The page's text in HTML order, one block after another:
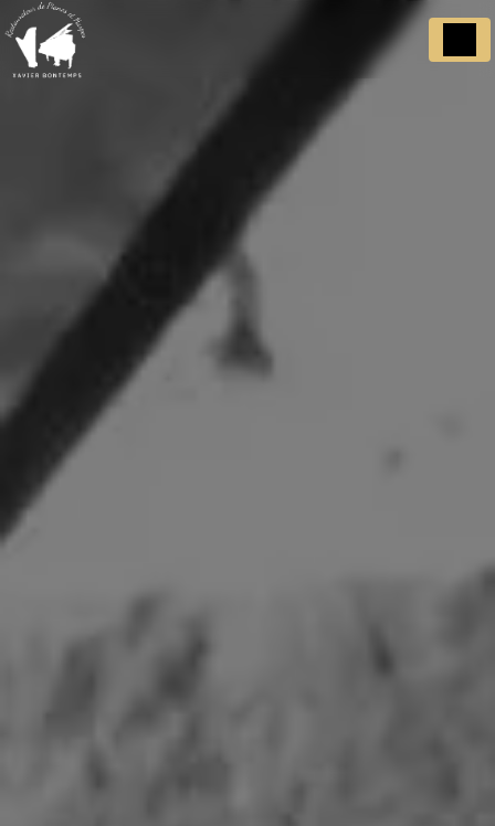
Panneau de gestion des cookies